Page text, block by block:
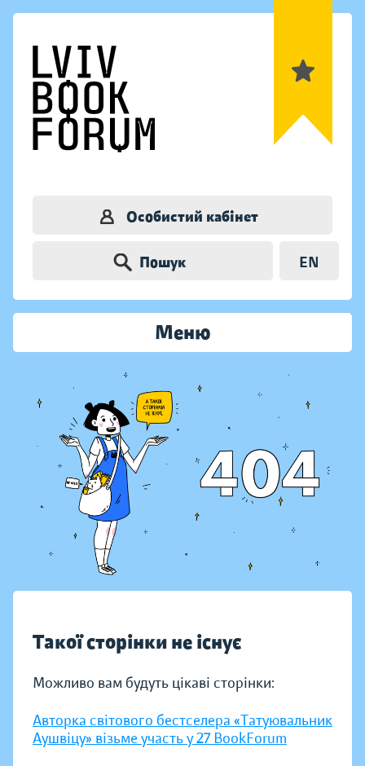
Особистий кабінет
Пошук EN
Меню
Такої сторінки не існує
Можливо вам будуть цікаві сторінки:
Авторка світового бестселера «Татуювальник
Аушвіцу» візьме участь у 27 BookForum